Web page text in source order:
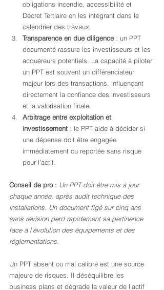
obligations incendie, accessibilité et
Décret Tertiaire en les intégrant dans le
calendrier des travaux.
Transparence en due diligence : un PPT
documenté rassure les investisseurs et les
acquéreurs potentiels. La capacité à piloter
un PPT est souvent un différenciateur
majeur lors des transactions, influençant
directement la confiance des investisseurs
et la valorisation finale.
Arbitrage entre exploitation et
investissement : le PPT aide à décider si
une dépense doit être engagée
immédiatement ou reportée sans risque
pour l’actif.
Conseil de pro : Un PPT doit être mis à jour
chaque année, après audit technique des
installations. Un document figé sur cinq ans
sans révision perd rapidement sa pertinence
face à l’évolution des équipements et des
réglementations.
Un PPT absent ou mal calibré est une source
majeure de risques. Il déséquilibre les
business plans et dégrade la valeur de l’actif